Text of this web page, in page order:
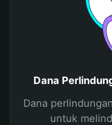
Dana
Dana
untuk